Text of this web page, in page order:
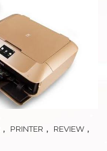
, PRINTER , REVIEW ,